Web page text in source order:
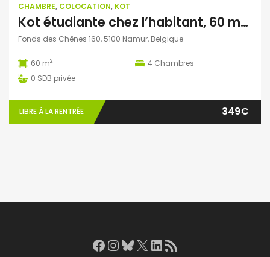
CHAMBRE, COLOCATION, KOT
Kot étudiante chez l’habitant, 60 m² ( Wépion, Namur)
Fonds des Chênes 160, 5100 Namur, Belgique
60 m2 4 Chambres
0 SDB privée
LIBRE À LA RENTRÉE 349€
Facebook
Instagram
Bluesky
X LinkedIn
RSS Feed